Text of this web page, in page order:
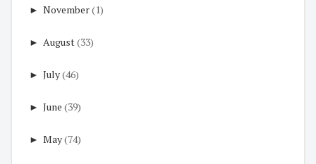
► November(1)
► August(33)
► July(46)
► June (39)
► May(74)